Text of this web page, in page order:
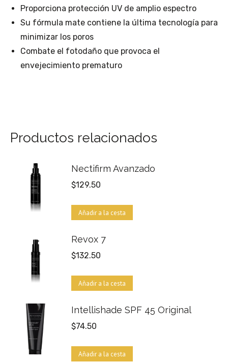
Proporciona protección UV de amplio espectro
Su fórmula mate contiene la última tecnología para
minimizar los poros
Combate el fotodaño que provoca el
envejecimiento prematuro
Productos relacionados
Nectifirm Avanzado
$129.50
Añadir a la cesta
Revox 7
$132.50
Añadir a la cesta
Intellishade SPF 45 Original
$74.50
Añadir a la cesta